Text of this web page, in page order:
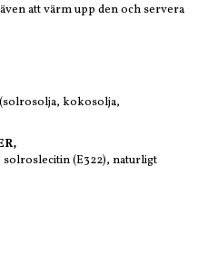
att värm upp den och servera
kokosolja,
(E322), naturligt